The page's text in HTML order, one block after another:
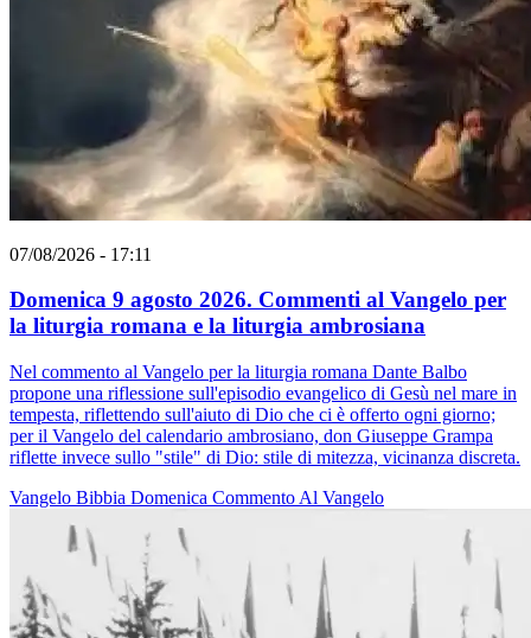
07/08/2026 - 17:11
Domenica 9 agosto 2026. Commenti al Vangelo per
la liturgia romana e la liturgia ambrosiana
Nel commento al Vangelo per la liturgia romana Dante Balbo
propone una riflessione sull'episodio evangelico di Gesù nel mare in
tempesta, riflettendo sull'aiuto di Dio che ci è offerto ogni giorno;
per il Vangelo del calendario ambrosiano, don Giuseppe Grampa
riflette invece sullo "stile" di Dio: stile di mitezza, vicinanza discreta.
Vangelo Bibbia Domenica Commento Al Vangelo